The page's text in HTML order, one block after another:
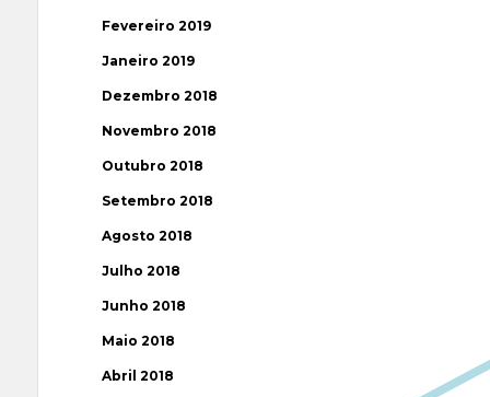
Fevereiro 2019
Janeiro 2019
Dezembro 2018
Novembro 2018
Outubro 2018
Setembro 2018
Agosto 2018
Julho 2018
Junho 2018
Maio 2018
Abril 2018